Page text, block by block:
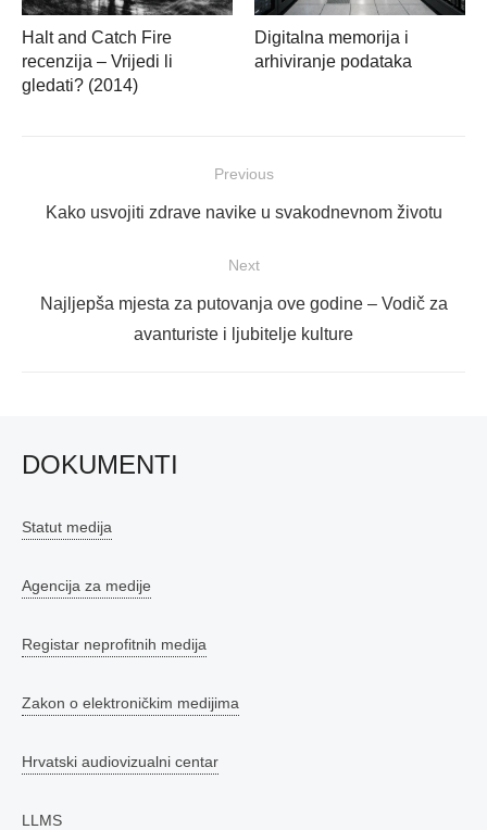
Halt and Catch Fire
recenzija – Vrijedi li
gledati? (2014)
Digitalna memorija i
arhiviranje podataka
objava
Previous
Previous
Kako usvojiti zdrave navike u svakodnevnom životu
Next
Next
Najljepša mjesta za putovanja ove godine – Vodič za
avanturiste i ljubitelje kulture
DOKUMENTI
Statut medija
Agencija za medije
Registar neprofitnih medija
Zakon o elektroničkim medijima
Hrvatski audiovizualni centar
LLMS